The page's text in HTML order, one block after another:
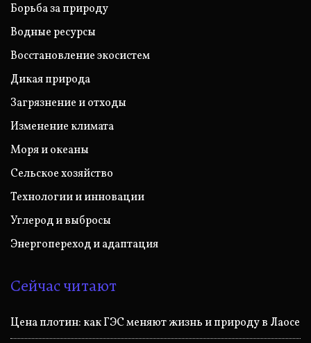
Борьба за природу
Водные ресурсы
Восстановление экосистем
Дикая природа
Загрязнение и отходы
Изменение климата
Моря и океаны
Сельское хозяйство
Технологии и инновации
Углерод и выбросы
Энергопереход и адаптация
Сейчас читают
Цена плотин: как ГЭС меняют жизнь и природу в Лаосе